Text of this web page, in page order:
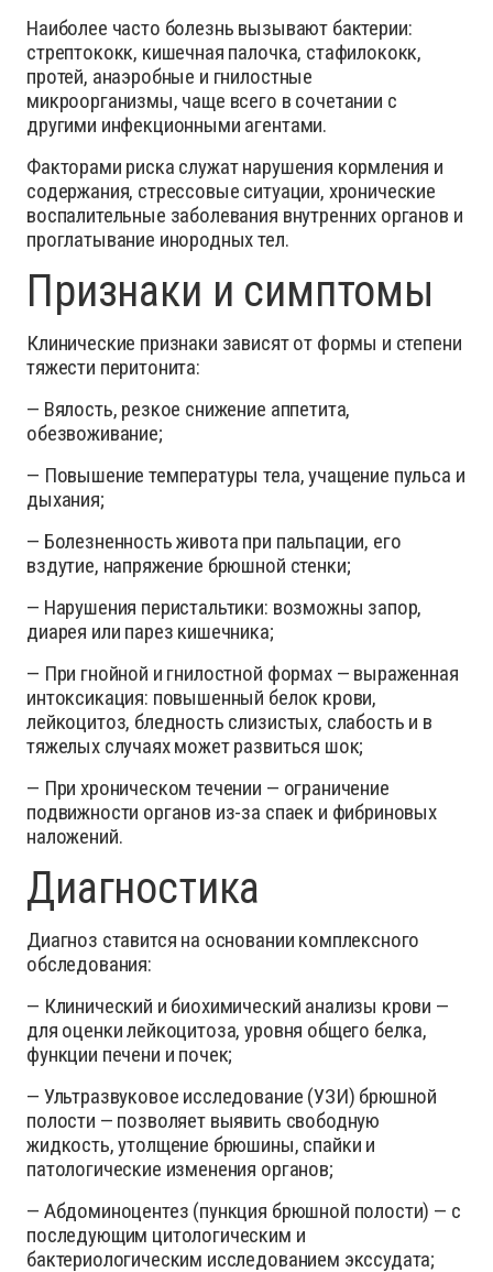
Наиболее часто болезнь вызывают бактерии:
стрептококк, кишечная палочка, стафилококк,
протей, анаэробные и гнилостные
микроорганизмы, чаще всего в сочетании с
другими инфекционными агентами.
Факторами риска служат нарушения кормления и
содержания, стрессовые ситуации, хронические
воспалительные заболевания внутренних органов и
проглатывание инородных тел.
Признаки и симптомы
Клинические признаки зависят от формы и степени
тяжести перитонита:
— Вялость, резкое снижение аппетита,
обезвоживание;
— Повышение температуры тела, учащение пульса и
дыхания;
— Болезненность живота при пальпации, его
вздутие, напряжение брюшной стенки;
— Нарушения перистальтики: возможны запор,
диарея или парез кишечника;
— При гнойной и гнилостной формах — выраженная
интоксикация: повышенный белок крови,
лейкоцитоз, бледность слизистых, слабость и в
тяжелых случаях может развиться шок;
— При хроническом течении — ограничение
подвижности органов из-за спаек и фибриновых
наложений.
Диагностика
Диагноз ставится на основании комплексного
обследования:
— Клинический и биохимический анализы крови —
для оценки лейкоцитоза, уровня общего белка,
функции печени и почек;
— Ультразвуковое исследование (УЗИ) брюшной
полости — позволяет выявить свободную
жидкость, утолщение брюшины, спайки и
патологические изменения органов;
— Абдоминоцентез (пункция брюшной полости) — с
последующим цитологическим и
бактериологическим исследованием экссудата;